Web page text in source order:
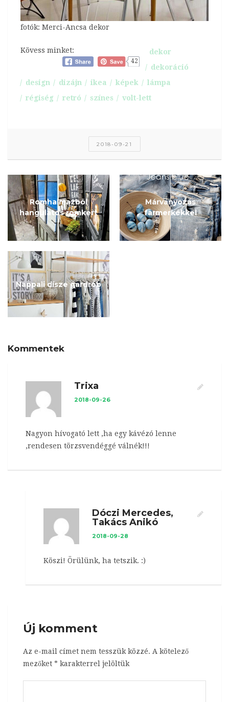
fotók: Merci-Ancsa dekor
Kövess minket:
42
dekor
dekoráció
design
dizájn ikea képek
lámpa
régiség
retró színes volt-lett
2018-09-21
Romhalmazból
hangulatos romkert
Márványozás
farmerkékkel
Nappali dísze gardrób
Kommentek
Trixa
2018-09-26
Nagyon hívogató lett ,ha egy kávézó lenne
,rendesen törzsvendéggé válnék!!!
Dóczi Mercedes,
Takács Anikó
2018-09-28
Köszi! Örülünk, ha tetszik. :)
Új komment
Az e-mail címet nem tesszük közzé. A kötelező
mezőket * karakterrel jelöltük